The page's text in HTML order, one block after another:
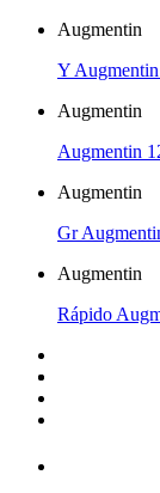
Augmentin
Y
Augmentin
Augmentin
Augmentin
Gr
Augmentin
Rápido